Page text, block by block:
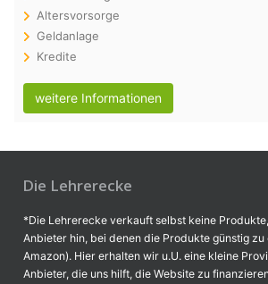
Altersvorsorge
Geldanlage
Kredite
weitere Informationen
Die Lehrerecke
*Die Lehrerecke verkauft selbst keine
Anbieter hin, bei denen die Produkte günstig
Amazon). Hier erhalten wir u.U. eine kleine
Anbieter, die uns hilft, die Website zu